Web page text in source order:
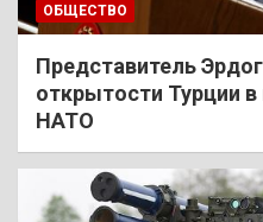
ОБЩЕСТВО
Представитель
открытости Турции
НАТО